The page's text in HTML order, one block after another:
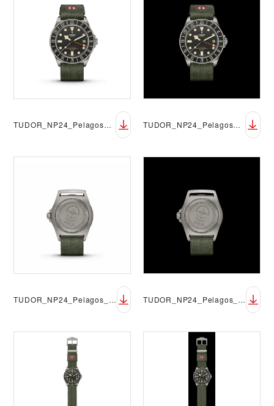
TUDOR_NP24_Pelagos_FXD_GMT_Upright-white TUDOR_NP24_Pelagos_FXD_GMT_Upright-black
TUDOR_NP24_Pelagos_FXD_GMT_Case_Back-white TUDOR_NP24_Pelagos_FXD_GMT_Case_Back-black